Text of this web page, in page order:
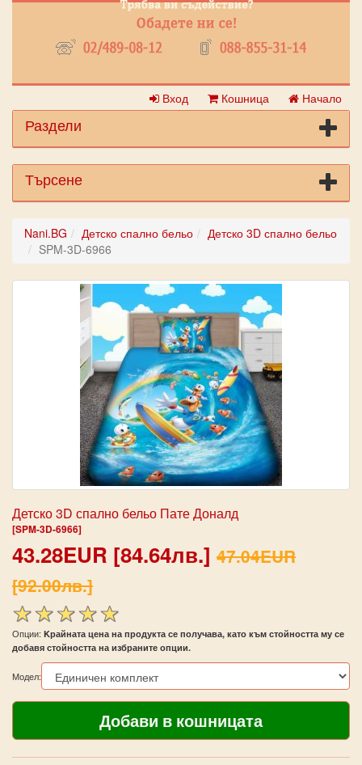
Вход Кошница Начало
Раздели
Търсене
Nani.BG Детско спално бельо
Детско 3D спално бельо
SPM-3D-6966
Детско 3D спално бельо Пате Доналд
[SPM-3D-6966]
43.28EUR [84.64лв.] 47.04EUR
[92.00лв.]
Опции: Kрайната цена на продукта се получава, като към стойността му се
добавя стойността на избраните опции.
Модел: